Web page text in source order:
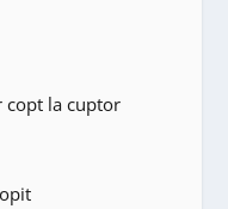
copt la cuptor